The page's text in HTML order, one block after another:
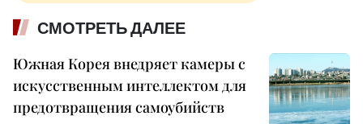
СМОТРЕТЬ ДАЛЕЕ
Южная Корея внедряет камеры с
искусственным интеллектом для
предотвращения самоубийств